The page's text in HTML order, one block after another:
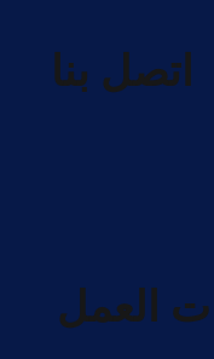
اتصل بنا
العمل